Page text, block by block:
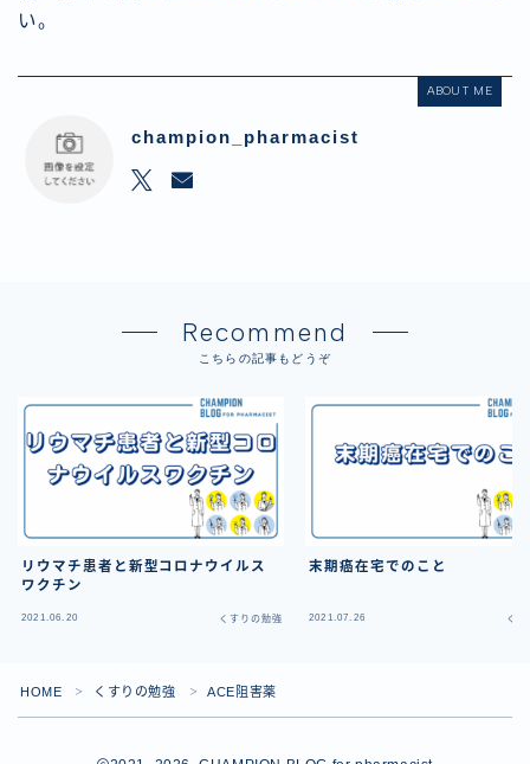
い。
ABOUT ME
champion_pharmacist
Recommend
こちらの記事もどうぞ
リウマチ患者と新型コロナウイルス
ワクチン
2021.06.20 くすりの勉強
末期癌在宅でのこと
2021.07.26 くす
HOME ＞ くすりの勉強 ＞ ACE阻害薬